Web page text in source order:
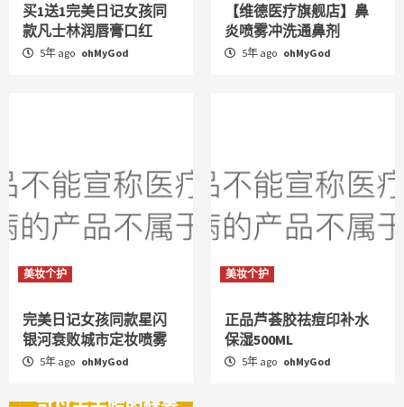
买1送1完美日记女孩同
款凡士林润唇膏口红
5年 ago ohMyGod
【维德医疗旗舰店】鼻
炎喷雾冲洗通鼻剂
5年 ago ohMyGod
美妆个护
完美日记女孩同款星闪
银河衰败城市定妆喷雾
5年 ago ohMyGod
美妆个护
正品芦荟胶祛痘印补水
保湿500ML
5年 ago ohMyGod